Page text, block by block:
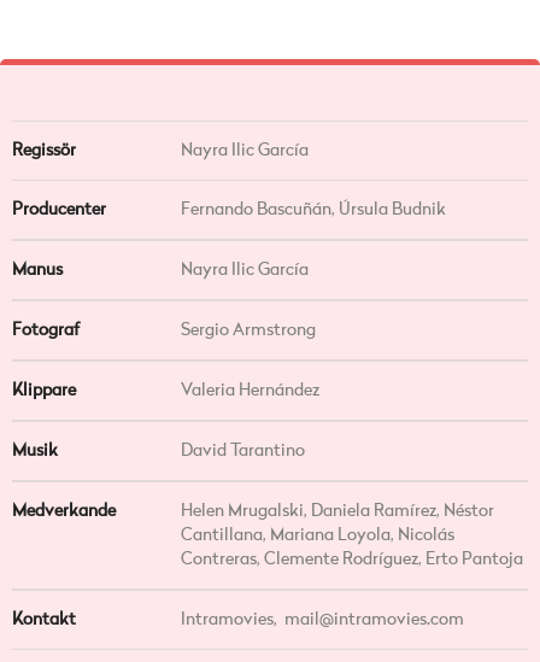
Regissör Nayra Ilic García
Producenter Fernando Bascuñán, Úrsula Budnik
Manus Nayra Ilic García
Fotograf Sergio Armstrong
Klippare Valeria Hernández
Musik David Tarantino
Medverkande
Helen Mrugalski, Daniela Ramírez, Néstor
Cantillana, Mariana Loyola, Nicolás
Contreras, Clemente Rodríguez, Erto Pantoja
Kontakt Intramovies, mail@intramovies.com